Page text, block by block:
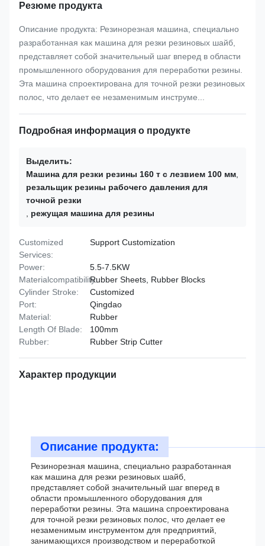
Резюме продукта
Описание продукта: Резинорезная машина, специально
разработанная как машина для резки резиновых шайб,
представляет собой значительный шаг вперед в области
промышленного оборудования для переработки резины.
Эта машина спроектирована для точной резки резиновых
полос, что делает ее незаменимым инструме...
Подробная информация о продукте
Выделить:
Машина для резки резины 160 т с лезвием 100 мм
резальщик резины рабочего давления для
точной резки
режущая машина для резины
Customized
Services:
Support Customization
Power:
5.5-7.5KW
Materialcompatibility:Rubber Sheets, Rubber Blocks
Cylinder Stroke:
Customized
Port:
Qingdao
Material:
Rubber
Length Of Blade:
100mm
Rubber:
Rubber Strip Cutter
Характер продукции
Описание продукта:
Резинорезная машина, специально разработанная
как машина для резки резиновых шайб,
представляет собой значительный шаг вперед в
области промышленного оборудования для
переработки резины. Эта машина спроектирована
для точной резки резиновых полос, что делает ее
незаменимым инструментом для предприятий,
занимающихся производством и переработкой